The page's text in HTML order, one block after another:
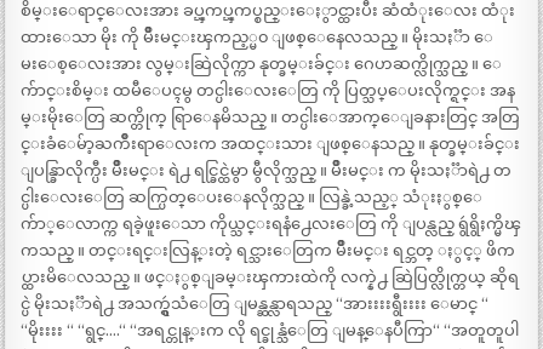
စိမ္းေရာင္ေလးအား ခပ္ၾကပ္ၾကပ္စည္းေႏွာင္ထားပီး ဆံထံုးေလး ထံုး
ထားေသာ မိုး ကို မ်ိဳးမင္းၾကည့္မ၀ ျဖစ္ေနေလသည္ ။ မိုးသႏၱာ ေ
မးေစ့ေလးအား လွမ္းဆြဲလိုက္ကာ နုတ္ခမ္းခ်င္း ဂေဟဆက္လိုက္သည္ ။ ေ
က်ာင္းစိမ္း ထမီေပၚမွ တင္ပါးေလးေတြ ကို ပြတ္သပ္ေပးလိုက္ရင္း အန
မ္းမိုးေတြ ဆက္တိုက္ ရြာေနမိသည္ ။ တင္ပါးေအာက္ေျခနားတြင္ အတြ
င္းခံေမ်ာ့ႀကိဳးရာေလးက အထင္းသား ျဖစ္ေနသည္ ။ နုတ္ခမ္းခ်င္း
ျပန္ခြာလိုက္ပီး မ်ိဳးမင္း ရဲ႕ ရင္ခြင္ထဲမွာ မွီလိုက္သည္ ။ မ်ိဳးမင္း က မိုးသႏၱာရဲ႕ တ
င္ပါးေလးေတြ ဆက္ပြတ္ေပးေနလိုက္သည္ ။ လြန္ခဲ့သည့္ သံုးႏွစ္ေ
က်ာ္ေလာက္က ရခဲ့ဖူးေသာ ကိုယ္သင္းရနံ႕ေလးေတြ ကို ျပန္လည္ ရွဴရွိႈက္မိၾ
ကသည္ ။ တင္းရင္းလြန္းတဲ့ ရင္သားေတြက မ်ိဳးမင္း ရင္ဘတ္ ႏွင့္ ဖိက
ပ္ထားမိေလသည္ ။ ဖင္ႏွစ္ျခမ္းၾကားထဲကို လက္နဲ႕ ဆြဲပြတ္လိုက္တယ္ ဆိုရ
င္ပဲ မိုးသႏၱာရဲ႕ အသက္ရွဴသံေတြ ျမန္ဆန္လာရသည္ “အားးးးရွီးးးး ေမာင္ “
“မိုးးးး “ “ရွင္….“ “အရင္တုန္းက လို ရင္ခုန္သံေတြ ျမန္ေနပီကြာ“ “အတူတူပါ